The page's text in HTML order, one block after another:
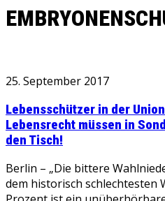
25. September 2017
Lebensschützer in der
Lebensrecht müssen in
den Tisch!
Berlin – „Die bittere
dem historisch schlechtesten